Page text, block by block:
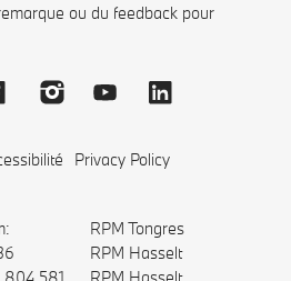
ou du feedback pour
Privacy Policy
RPM Tongres
RPM Hasselt